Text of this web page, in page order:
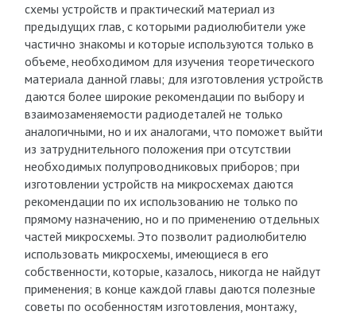
схемы устройств и практический материал из
предыдущих глав, с которыми радиолюбители уже
частично знакомы и которые используются только в
объеме, необходимом для изучения теоретического
материала данной главы; для изготовления устройств
даются более широкие рекомендации по выбору и
взаимозаменяемости радиодеталей не только
аналогичными, но и их аналогами, что поможет выйти
из затруднительного положения при отсутствии
необходимых полупроводниковых приборов; при
изготовлении устройств на микросхемах даются
рекомендации по их использованию не только по
прямому назначению, но и по применению отдельных
частей микросхемы. Это позволит радиолюбителю
использовать микросхемы, имеющиеся в его
собственности, которые, казалось, никогда не найдут
применения; в конце каждой главы даются полезные
советы по особенностям изготовления, монтажу,